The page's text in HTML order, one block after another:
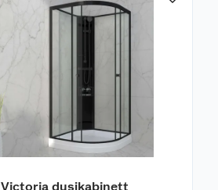
Victoria dusjkabinett